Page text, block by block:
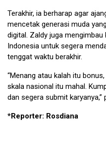
Terakhir, ia berharap agar
mencetak generasi muda
digital. Zaldy juga
Indonesia untuk segera
tenggat waktu berakhir.
“Menang atau kalah itu
skala nasional itu mahal.
dan segera submit karyanya,”
*Reporter: Rosdiana